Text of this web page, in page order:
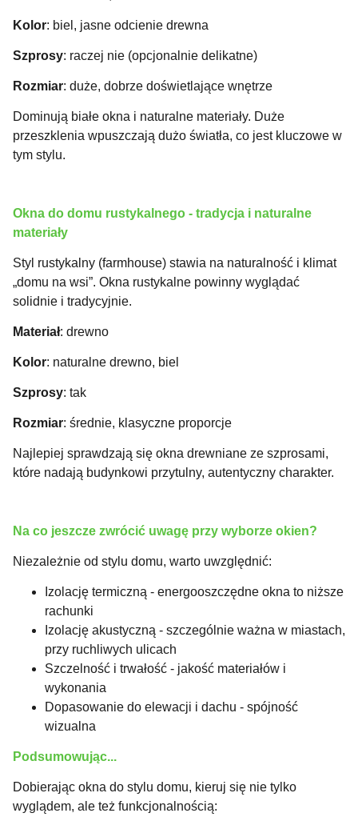
Kolor: biel, jasne odcienie drewna
Szprosy: raczej nie (opcjonalnie delikatne)
Rozmiar: duże, dobrze doświetlające wnętrze
Dominują białe okna i naturalne materiały. Duże
przeszklenia wpuszczają dużo światła, co jest kluczowe w
tym stylu.
Okna do domu rustykalnego - tradycja i naturalne
materiały
Styl rustykalny (farmhouse) stawia na naturalność i klimat
„domu na wsi”. Okna rustykalne powinny wyglądać
solidnie i tradycyjnie.
Materiał: drewno
Kolor: naturalne drewno, biel
Szprosy: tak
Rozmiar: średnie, klasyczne proporcje
Najlepiej sprawdzają się okna drewniane ze szprosami,
które nadają budynkowi przytulny, autentyczny charakter.
Na co jeszcze zwrócić uwagę przy wyborze okien?
Niezależnie od stylu domu, warto uwzględnić:
Izolację termiczną - energooszczędne okna to niższe
rachunki
Izolację akustyczną - szczególnie ważna w miastach,
przy ruchliwych ulicach
Szczelność i trwałość - jakość materiałów i
wykonania
Dopasowanie do elewacji i dachu - spójność
wizualna
Podsumowując...
Dobierając okna do stylu domu, kieruj się nie tylko
wyglądem, ale też funkcjonalnością: